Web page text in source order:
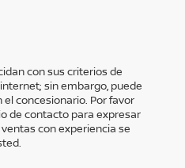
con sus criterios de
sin embargo, puede
concesionario. Por favor
de contacto para expresar
con experiencia se